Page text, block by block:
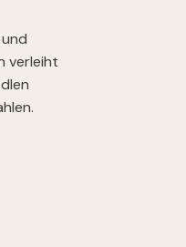
verleiht